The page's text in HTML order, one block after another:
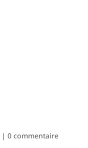
|0 commentaire